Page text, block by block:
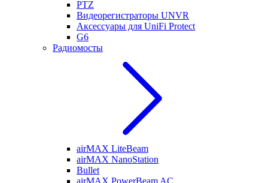
PTZ
Видеорегистраторы UNVR
Аксессуары для UniFi Protect
G6
Радиомосты
airMAX LiteBeam
airMAX NanoStation
Bullet
airMAX PowerBeam AC